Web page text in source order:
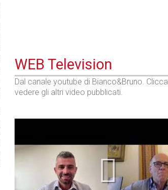
WEB Television
Dal canale youtube di Bianco&Bruno. Clicca
vedere gli altri video pubblicati.